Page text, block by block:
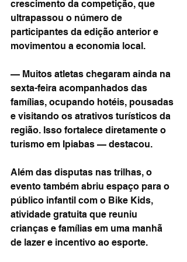
crescimento da competição, que
ultrapassou o número de
participantes da edição anterior e
movimentou a economia local.
— Muitos atletas chegaram ainda na
sexta-feira acompanhados das
famílias, ocupando hotéis, pousadas
e visitando os atrativos turísticos da
região. Isso fortalece diretamente o
turismo em Ipiabas — destacou.
Além das disputas nas trilhas, o
evento também abriu espaço para o
público infantil com o Bike Kids,
atividade gratuita que reuniu
crianças e famílias em uma manhã
de lazer e incentivo ao esporte.